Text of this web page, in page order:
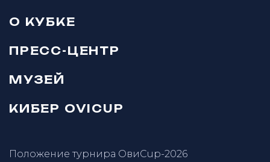
О КУБКЕ
ПРЕСС-ЦЕНТР
МУЗЕЙ
КИБЕР OVICUP
Положение турнира ОвиCup-2026